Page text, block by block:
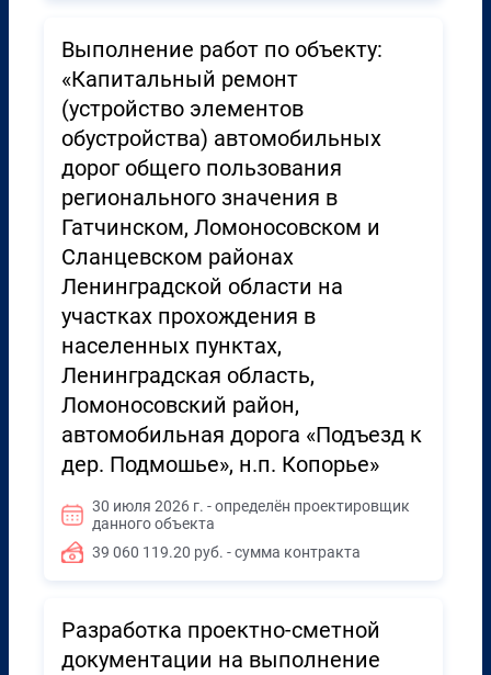
Выполнение работ по объекту:
«Капитальный ремонт
(устройство элементов
обустройства) автомобильных
дорог общего пользования
регионального значения в
Гатчинском, Ломоносовском и
Сланцевском районах
Ленинградской области на
участках прохождения в
населенных пунктах,
Ленинградская область,
Ломоносовский район,
автомобильная дорога «Подъезд к
дер. Подмошье», н.п. Копорье»
30 июля 2026 г. - определён проектировщик
данного объекта
39 060 119.20 руб. - сумма контракта
Разработка проектно-сметной
документации на выполнение